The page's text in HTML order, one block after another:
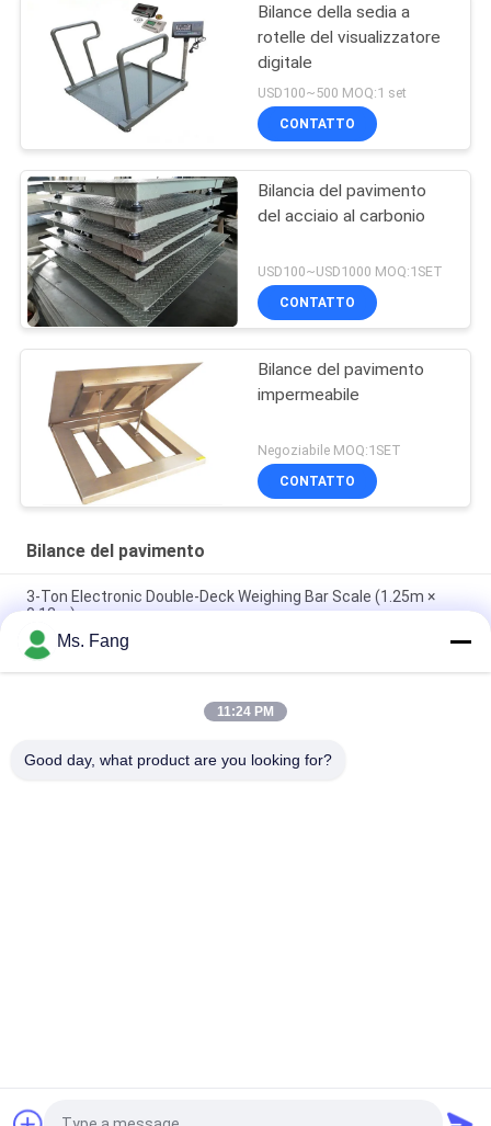
Bilance della sedia a
rotelle del visualizzatore
digitale
USD100~500 MOQ:1 set
CONTATTO
Bilancia del pavimento
del acciaio al carbonio
USD100~USD1000 MOQ:1SET
CONTATTO
Bilance del pavimento
impermeabile
Negoziabile MOQ:1SET
CONTATTO
Bilance del pavimento
3-Ton Electronic Double-Deck Weighing Bar Scale (1.25m ×
0.12m)
Scala in sedia a rotelle medica Ospedale Sala di dialisi Sala di
riabilitazione Scala di peso con Bluetooth RS232 opzionale
Zemic H8C Load Cell 1x1m 5Ton Heavy Duty Industrial Floor
Ms. Fang
11:24 PM
Good day, what product are you looking for?